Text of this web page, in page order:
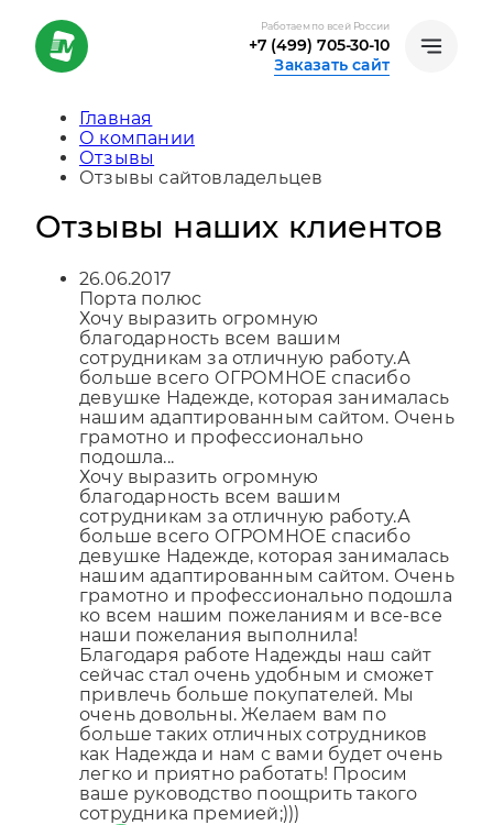
Работаем по всей России
+7 (499) 705-30-10
Заказать сайт
Главная
О компании
Отзывы
Отзывы сайтовладельцев
Отзывы наших клиентов
26.06.2017
Порта полюс
Хочу выразить огромную
благодарность всем вашим
сотрудникам за отличную работу.А
больше всего ОГРОМНОЕ спасибо
девушке Надежде, которая занималась
нашим адаптированным сайтом. Очень
грамотно и профессионально
подошла...
Хочу выразить огромную
благодарность всем вашим
сотрудникам за отличную работу.А
больше всего ОГРОМНОЕ спасибо
девушке Надежде, которая занималась
нашим адаптированным сайтом. Очень
грамотно и профессионально подошла
ко всем нашим пожеланиям и все-все
наши пожелания выполнила!
Благодаря работе Надежды наш сайт
сейчас стал очень удобным и сможет
привлечь больше покупателей. Мы
очень довольны. Желаем вам по
больше таких отличных сотрудников
как Надежда и нам с вами будет очень
легко и приятно работать! Просим
ваше руководство поощрить такого
сотрудника премией;)))